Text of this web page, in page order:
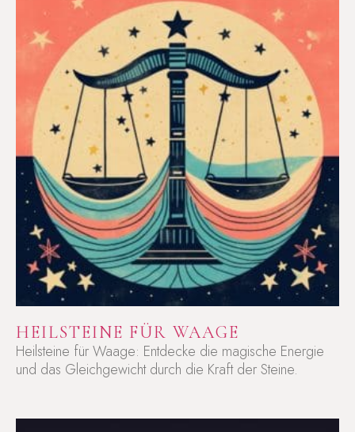
HEILSTEINE FÜR WAAGE
Heilsteine für Waage: Entdecke die magische Energie
und das Gleichgewicht durch die Kraft der Steine.